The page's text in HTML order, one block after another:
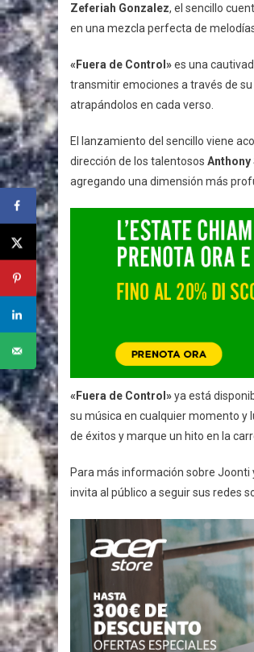
Zeferiah Gonzalez, el sencillo
en una mezcla perfecta de
«Fuera de Control»es una
transmitir emociones a través de
atrapándolos en cada verso.
El lanzamiento del sencillo viene
dirección de los talentosos Anthony
agregando una dimensión más
«Fuera de Control»ya está
su música en cualquier momento y
de éxitos y marque un hito en la
Para más información sobre Joonti
invita al público a seguir sus redes